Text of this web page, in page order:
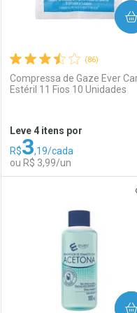
Comprar sem Desconto
Por R$ 8,47/cada
Comprar sem Desconto
Por R$ 8,47/cada
(86)
Compressa de Gaze Ever
Estéril 11 Fios 10 Unidades
Leve 4 itens por
R$3,19/cada
ou R$ 3,99/un
COMPRAR
Laboratório
Por Menos
COMPRAR